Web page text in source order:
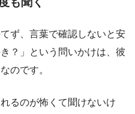
ず、言葉で確認しないと安
？」という問いかけは、彼
のです。
るのが怖くて聞けないけ